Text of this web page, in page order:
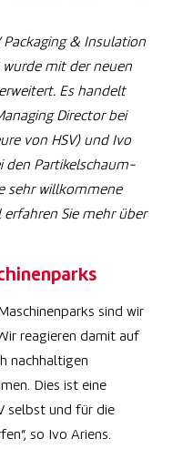
Packaging & Insulation
wurde mit der neuen
Es handelt
Director bei
von HSV) und Ivo
den Partikelschaum-
sehr willkommene
erfahren Sie mehr über
sind wir
reagieren damit auf
nachhaltigen
Dies ist eine
selbst und für die
so Ivo Ariens.